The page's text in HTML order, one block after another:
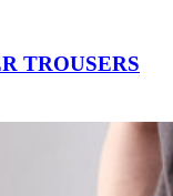
TROUSERS